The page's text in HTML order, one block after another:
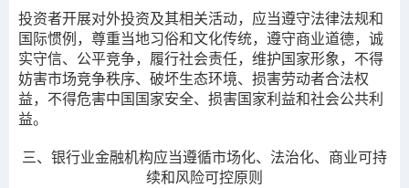
投资者开展对外投资及其相关活动，应当遵守法律法规和
国际惯例，尊重当地习俗和文化传统，遵守商业道德，诚
实守信、公平竞争，履行社会责任，维护国家形象，不得
妨害市场竞争秩序、破坏生态环境、损害劳动者合法权
益，不得危害中国国家安全、损害国家利益和社会公共利
益。
三、银行业金融机构应当遵循市场化、法治化、商业可持
续和风险可控原则